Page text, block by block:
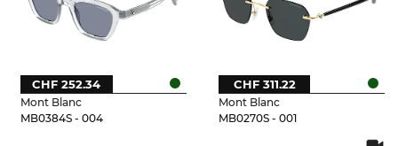
Mont Blanc
MB0384S - 004
CHF 252.34
Mont Blanc
MB0270S - 001
CHF 311.22